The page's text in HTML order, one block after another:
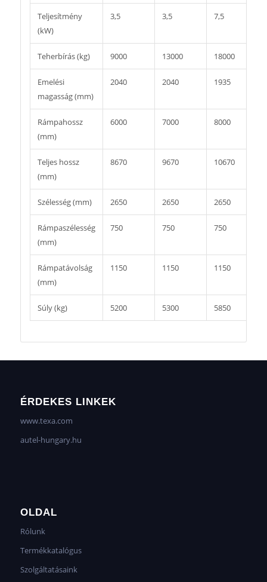
Teljesítmény
(kW)
3,5 3,5 7,5
Teherbírás (kg) 9000 13000 18000
Emelési
magasság (mm)
2040 2040 1935
Rámpahossz
(mm)
6000 7000 8000
Teljes hossz
(mm)
8670 9670 10670
Szélesség (mm) 2650 2650 2650
Rámpaszélesség
(mm)
750 750 750
Rámpatávolság
(mm)
1150 1150 1150
Súly (kg) 5200 5300 5850
ÉRDEKES LINKEK
www.texa.com
autel-hungary.hu
OLDAL
Rólunk
Termékkatalógus
Szolgáltatásaink